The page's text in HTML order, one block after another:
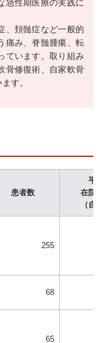
急性期医療の実践に
、頚髄症など一般的
痛み、脊髄腫瘍、転
ています。取り組み
骨修復術、自家軟骨
す。
患者数
平
在院
（自
255
68
65